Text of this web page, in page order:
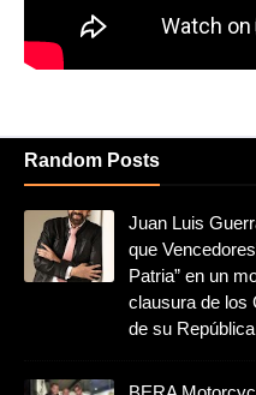
Random Posts
Juan Luis
que
Patria” en un
clausura de los
de su